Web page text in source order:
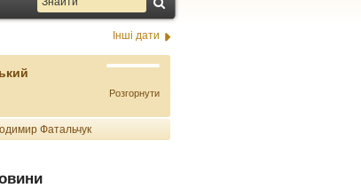
Інші дати
Розгорнути
Фатальчук